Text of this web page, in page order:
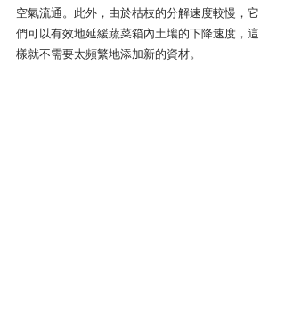
空氣流通。此外，由於枯枝的分解速度較慢，它
們可以有效地延緩蔬菜箱內土壤的下降速度，這
樣就不需要太頻繁地添加新的資材。